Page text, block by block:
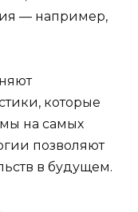
— например,
которые
на самых
позволяют
в будущем.